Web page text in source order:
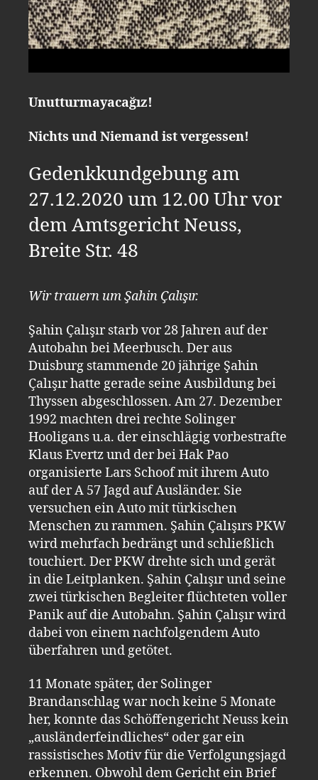
Unutturmayacağız!
Nichts und Niemand ist vergessen!
Gedenkkundgebung am
27.12.2020 um 12.00 Uhr vor
dem Amtsgericht Neuss,
Breite Str. 48
Wir trauern um Şahin Çalışır.
Şahin Çalışır starb vor 28 Jahren auf der
Autobahn bei Meerbusch. Der aus
Duisburg stammende 20 jährige Şahin
Çalışır hatte gerade seine Ausbildung bei
Thyssen abgeschlossen. Am 27. Dezember
1992 machten drei rechte Solinger
Hooligans u.a. der einschlägig vorbestrafte
Klaus Evertz und der bei Hak Pao
organisierte Lars Schoof mit ihrem Auto
auf der A 57 Jagd auf Ausländer. Sie
versuchen ein Auto mit türkischen
Menschen zu rammen. Şahin Çalışırs PKW
wird mehrfach bedrängt und schließlich
touchiert. Der PKW drehte sich und gerät
in die Leitplanken. Şahin Çalışır und seine
zwei türkischen Begleiter flüchteten voller
Panik auf die Autobahn. Şahin Çalışır wird
dabei von einem nachfolgendem Auto
überfahren und getötet.
11 Monate später, der Solinger
Brandanschlag war noch keine 5 Monate
her, konnte das Schöffengericht Neuss kein
„ausländerfeindliches“ oder gar ein
rassistisches Motiv für die Verfolgungsjagd
erkennen. Obwohl dem Gericht ein Brief